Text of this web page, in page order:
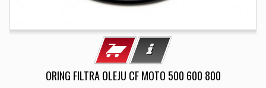
ORING FILTRA OLEJU CF MOTO 500 600 800